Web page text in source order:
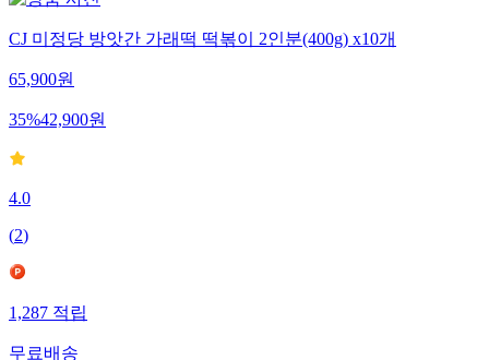
CJ 미정당 방앗간 가래떡 떡볶이 2인분(400g) x10개
65,900원
35%42,900원
4.0
(2)
1,287적립